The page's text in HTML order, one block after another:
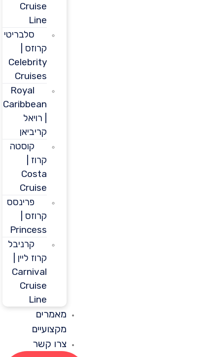
Cruise
סלבריטי
קרוזס |
Celebrity
Cruises
Royal
Caribbean
קריביאן
קוסטה
Costa
Cruise
פרינסס
קרוזס |
Princess
קרניבל
קרוז ליין |
Carnival
Cruise
מאמרים
מקצועיים
צרו קשר